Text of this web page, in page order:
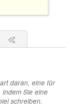
daran, eine für
Sie eine
schreiben.